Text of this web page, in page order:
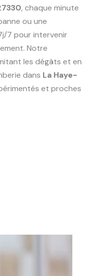
, chaque minute
ou une
7 pour intervenir
Notre
les dégâts et en
dans La Haye-
et proches